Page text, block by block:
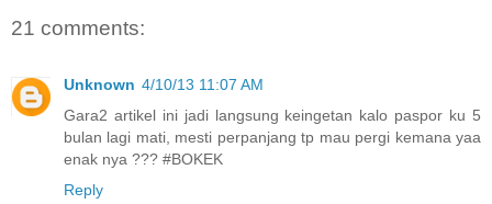
21 comments:
Unknown 4/10/13 11:07 AM
Gara2 artikel ini jadi langsung keingetan kalo paspor ku 5
bulan lagi mati, mesti perpanjang tp mau pergi kemana yaa
enak nya ??? #BOKEK
Reply